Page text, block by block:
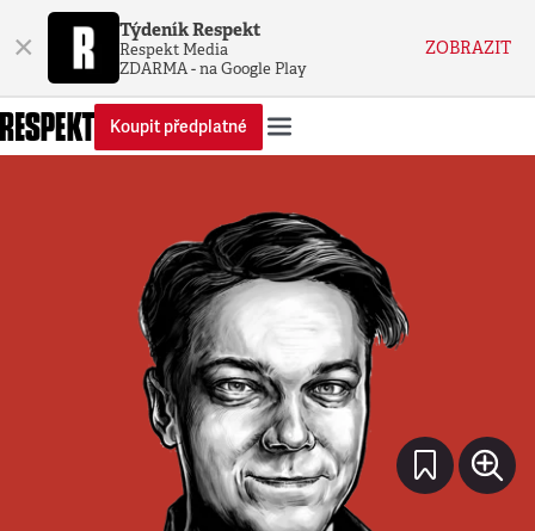
× Týdeník Respekt
Respekt Media
ZDARMA - na Google Play
ZOBRAZIT
Koupit předplatné